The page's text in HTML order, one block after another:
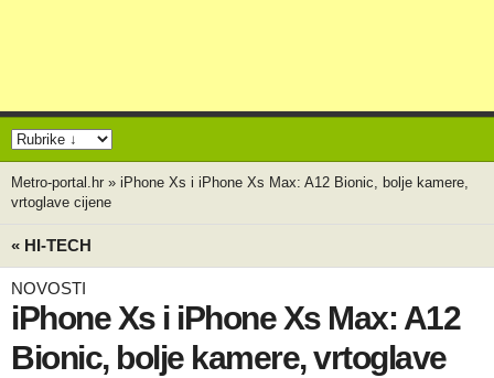
Metro-portal.hr » iPhone Xs i iPhone Xs Max: A12 Bionic, bolje kamere,
vrtoglave cijene
« HI-TECH
NOVOSTI
iPhone Xs i iPhone Xs Max: A12
Bionic, bolje kamere, vrtoglave